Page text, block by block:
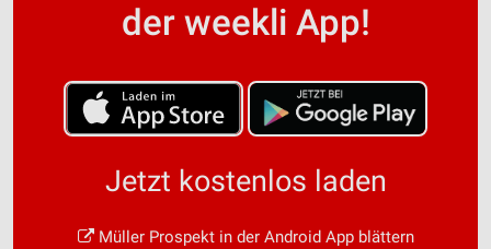
der weekli App!
Jetzt kostenlos laden
Müller Prospekt in der Android App blättern